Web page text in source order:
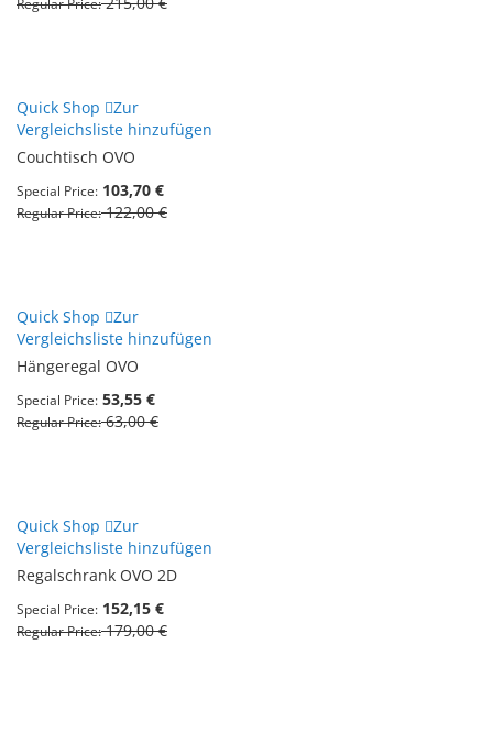
Regular Price
Quick Shop
Zur
Vergleichsliste hinzufügen
Couchtisch OVO
Special Price 103,70 €
Regular Price 122,00 €
Quick Shop
Zur
Vergleichsliste hinzufügen
Hängeregal OVO
Special Price 53,55 €
Regular Price 63,00 €
Quick Shop
Zur
Vergleichsliste hinzufügen
Regalschrank OVO 2D
Special Price 152,15 €
Regular Price 179,00 €